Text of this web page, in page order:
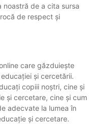
noastră de a cita sursa
de respect și
care găzduiește
și cercetării.
copiii noștri, cine și
și cercetare, cine și cum
adecvate la lumea în
și cercetare.